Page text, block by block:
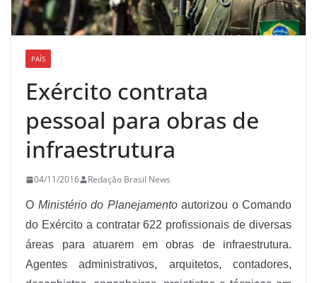
PAÍS
Exército contrata
pessoal para obras de
infraestrutura
04/11/2016 Redação Brasil News
O Ministério do Planejamentoautorizou o Comando
do Exército a contratar 622 profissionais de diversas
áreas para atuarem em obras de infraestrutura.
Agentes administrativos, arquitetos, contadores,